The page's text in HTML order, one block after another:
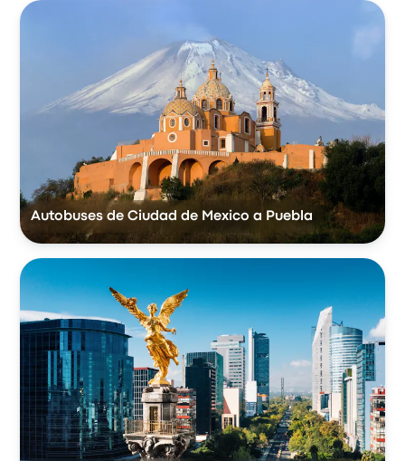
Autobuses de Ciudad de Mexico a Puebla